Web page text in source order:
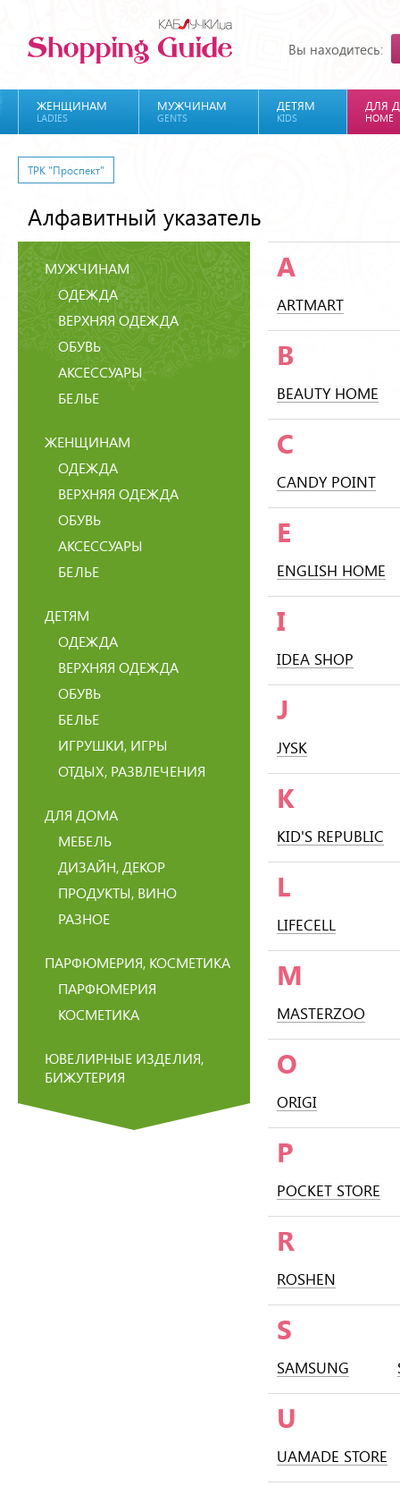
Вы находитесь:
ЖЕНЩИНАМ
LADIES
МУЖЧИНАМ
GENTS
ДЕТЯМ
KIDS
ДЛЯ
HOME
ТРК "Проспект"
Алфавитный указатель
МУЖЧИНАМ
ОДЕЖДА
ВЕРХНЯЯ ОДЕЖДА
ОБУВЬ
АКСЕССУАРЫ
БЕЛЬЕ
ЖЕНЩИНАМ
ОДЕЖДА
ВЕРХНЯЯ ОДЕЖДА
ОБУВЬ
АКСЕССУАРЫ
БЕЛЬЕ
ДЕТЯМ
ОДЕЖДА
ВЕРХНЯЯ ОДЕЖДА
ОБУВЬ
БЕЛЬЕ
ИГРУШКИ, ИГРЫ
ОТДЫХ, РАЗВЛЕЧЕНИЯ
ДЛЯ ДОМА
МЕБЕЛЬ
ДИЗАЙН, ДЕКОР
ПРОДУКТЫ, ВИНО
РАЗНОЕ
ПАРФЮМЕРИЯ, КОСМЕТИКА
ПАРФЮМЕРИЯ
КОСМЕТИКА
ЮВЕЛИРНЫЕ ИЗДЕЛИЯ,
БИЖУТЕРИЯ
A
ARTMART
B
BEAUTY HOME
C
CANDY POINT
E
ENGLISH HOME
I
IDEA SHOP
J
JYSK
K
KID'S REPUBLIC
L
LIFECELL
M
MASTERZOO
O
ORIGI
P
POCKET STORE
R
ROSHEN
S
SAMSUNG
U
UAMADE STORE